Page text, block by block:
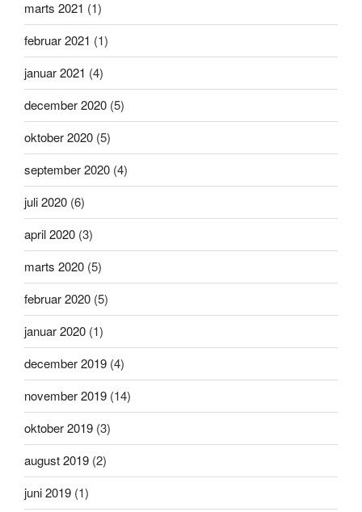
marts 2021 (1)
februar 2021 (1)
januar 2021 (4)
december 2020 (5)
oktober 2020 (5)
september 2020 (4)
juli 2020 (6)
april 2020 (3)
marts 2020 (5)
februar 2020 (5)
januar 2020 (1)
december 2019 (4)
november 2019 (14)
oktober 2019 (3)
august 2019 (2)
juni 2019 (1)